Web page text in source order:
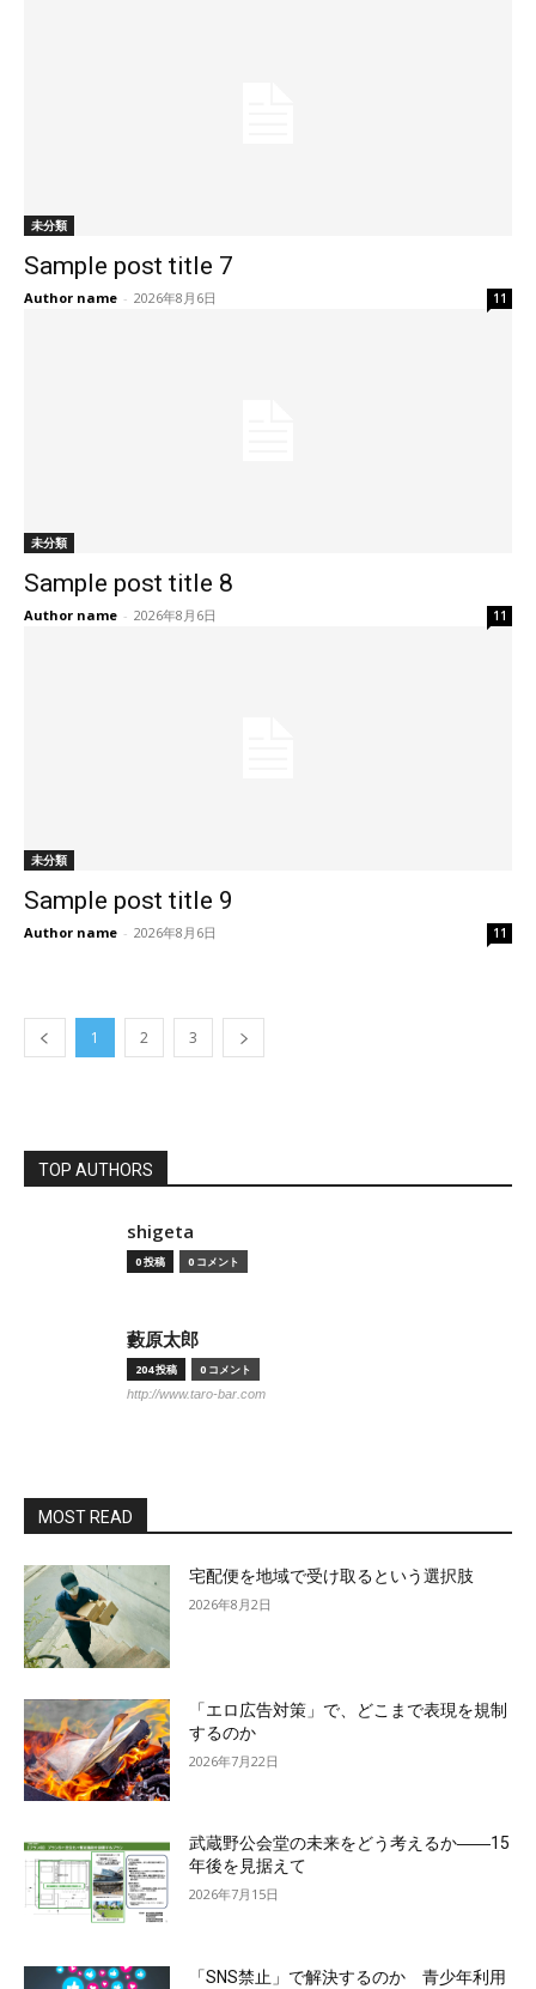
未分類
Sample post title 7
Author name - 2026年8月6日 11
未分類
Sample post title 8
Author name - 2026年8月6日 11
未分類
Sample post title 9
Author name - 2026年8月6日 11
1 2 3
TOP AUTHORS
shigeta
0 投稿 0 コメント
藪原太郎
204 投稿 0 コメント
http://www.taro-bar.com
MOST READ
宅配便を地域で受け取るという選択肢
2026年8月2日
「エロ広告対策」で、どこまで表現を規制
するのか
2026年7月22日
武蔵野公会堂の未来をどう考えるか――15
年後を見据えて
2026年7月15日
「SNS禁止」で解決するのか 青少年利用